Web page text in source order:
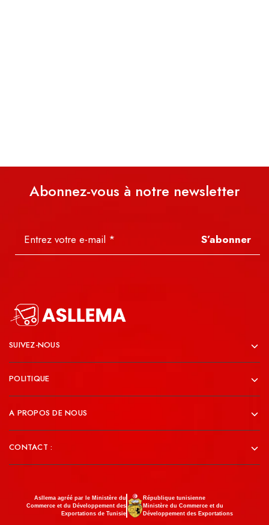
Abonnez-vous à notre newsletter
S’abonner
SUIVEZ-NOUS
POLITIQUE
A PROPOS DE NOUS
CONTACT :
Asllema agréé par le Ministère du
Commerce et du Développement des
Exportations de Tunisie
République tunisienne
Ministère du Commerce et du
Développement des Exportations